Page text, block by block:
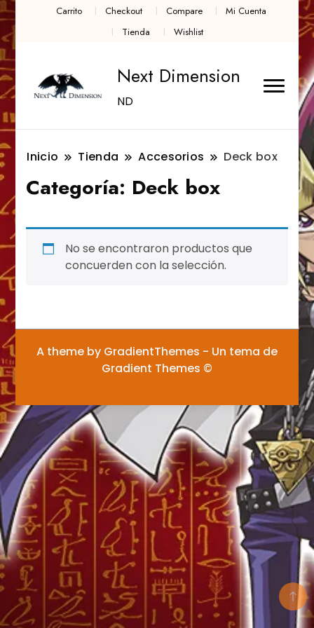
Carrito Checkout Compare
Mi Cuenta
Tienda
Wishlist
Next Dimension
ND
Inicio Tienda Accesorios Deck box
Categoría: Deck box
No se encontraron productos que
concuerden con la selección.
A theme by GradientThemes - Un tema de
Gradient Themes ©